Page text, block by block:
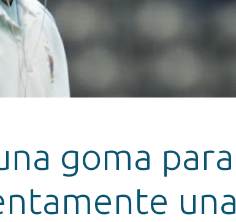
goma para
una